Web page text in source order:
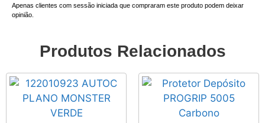
Apenas clientes com sessão iniciada que compraram este produto podem deixar
opinião.
Produtos Relacionados